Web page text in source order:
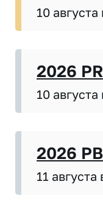
10
2026 PR
10 августа
2026 PB
11 августа